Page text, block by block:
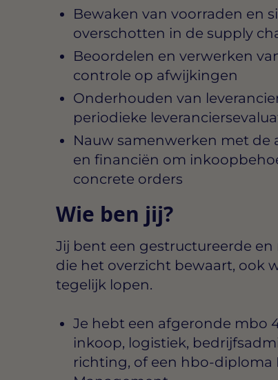
Bewaken van voorraden en
overschotten in de supply
Beoordelen en verwerken
controle op afwijkingen
Onderhouden van
periodieke
Nauw samenwerken met
en financiën om
concrete orders
Wie ben jij?
Jij bent een gestructureerde
die het overzicht bewaart, ook
tegelijk lopen.
Je hebt een afgeronde mbo
inkoop, logistiek,
richting, of een hbo-diploma